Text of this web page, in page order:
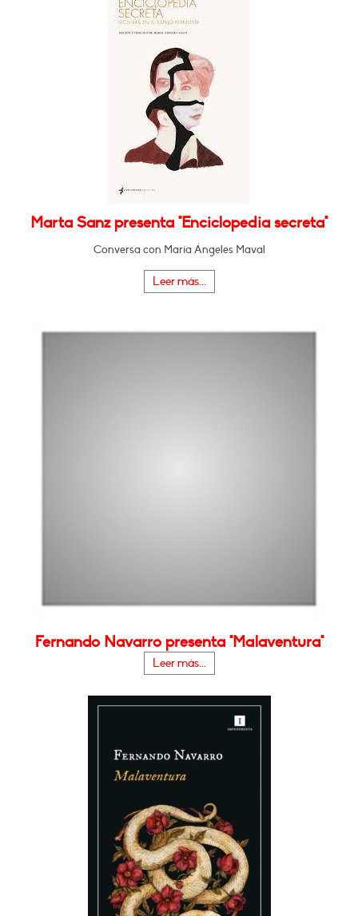
Marta Sanz presenta "Enciclopedia secreta"
Conversa con María Ángeles Maval
Leer más...
Fernando Navarro presenta "Malaventura"
Leer más...